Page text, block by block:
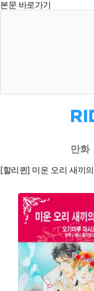
본문 바로가기
리
디
으
로
동
만화
[할리퀸] 미운 오리 새끼